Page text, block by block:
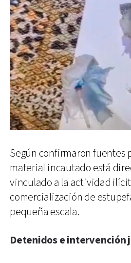
Según confirmaron fuentes
material incautado está
vinculado a la actividad
comercialización de
pequeña escala.
Detenidos e intervención